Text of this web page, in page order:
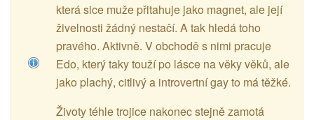
která sice muže přitahuje jako magnet, ale její
živelnosti žádný nestačí. A tak hledá toho
pravého. Aktivně. V obchodě s nimi pracuje
Edo, který taky touží po lásce na věky věků, ale
jako plachý, citlivý a introvertní gay to má těžké.
Životy téhle trojice nakonec stejně zamotá